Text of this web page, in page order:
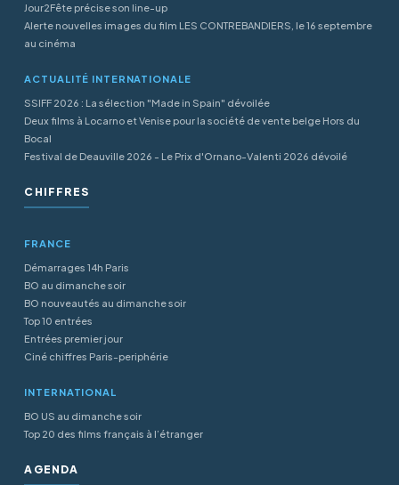
Jour2Fête précise son line-up
Alerte nouvelles images du film LES CONTREBANDIERS, le 16 septembre
au cinéma
ACTUALITÉ INTERNATIONALE
SSIFF 2026 : La sélection "Made in Spain" dévoilée
Deux films à Locarno et Venise pour la société de vente belge Hors du
Bocal
Festival de Deauville 2026 - Le Prix d'Ornano-Valenti 2026 dévoilé
CHIFFRES
FRANCE
Démarrages 14h Paris
BO au dimanche soir
BO nouveautés au dimanche soir
Top 10 entrées
Entrées premier jour
Ciné chiffres Paris-periphérie
INTERNATIONAL
BO US au dimanche soir
Top 20 des films français à l’étranger
AGENDA